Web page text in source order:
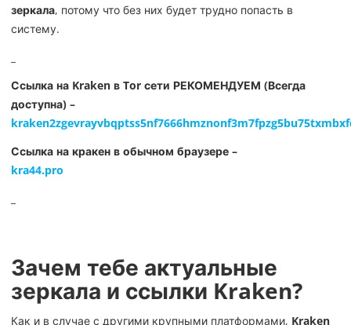
зеркала, потому что без них будет трудно попасть в
систему.
Ссылка на Kraken в Tor сети РЕКОМЕНДУЕМ (Всегда
доступна) –
Ссылка на кракен в обычном браузере –
kra44.pro
Зачем тебе актуальные
зеркала и ссылки Kraken?
Как и в случае с другими крупными платформами, Kraken